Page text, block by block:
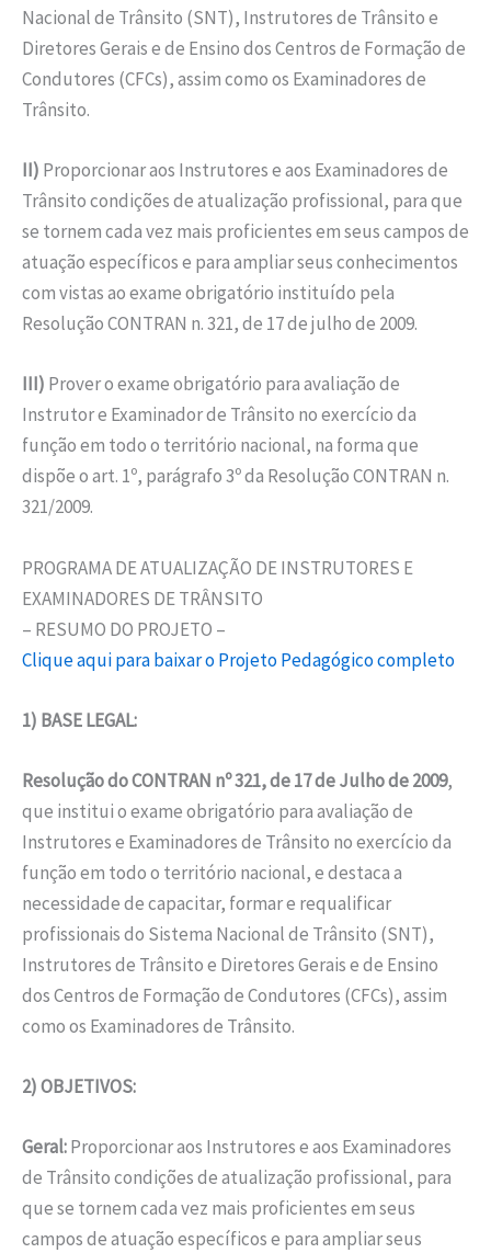
Nacional de Trânsito (SNT), Instrutores de Trânsito e
Diretores Gerais e de Ensino dos Centros de Formação de
Condutores (CFCs), assim como os Examinadores de
Trânsito.
II) Proporcionar aos Instrutores e aos Examinadores de
Trânsito condições de atualização profissional, para que
se tornem cada vez mais proficientes em seus campos de
atuação específicos e para ampliar seus conhecimentos
com vistas ao exame obrigatório instituído pela
Resolução CONTRAN n. 321, de 17 de julho de 2009.
III) Prover o exame obrigatório para avaliação de
Instrutor e Examinador de Trânsito no exercício da
função em todo o território nacional, na forma que
dispõe o art. 1º, parágrafo 3º da Resolução CONTRAN n.
321/2009.
PROGRAMA DE ATUALIZAÇÃO DE INSTRUTORES E
EXAMINADORES DE TRÂNSITO
– RESUMO DO PROJETO –
Clique aqui para baixar o Projeto Pedagógico completo
1) BASE LEGAL:
Resolução do CONTRAN nº 321, de 17 de Julho de 2009,
que institui o exame obrigatório para avaliação de
Instrutores e Examinadores de Trânsito no exercício da
função em todo o território nacional, e destaca a
necessidade de capacitar, formar e requalificar
profissionais do Sistema Nacional de Trânsito (SNT),
Instrutores de Trânsito e Diretores Gerais e de Ensino
dos Centros de Formação de Condutores (CFCs), assim
como os Examinadores de Trânsito.
2) OBJETIVOS:
Geral:Proporcionar aos Instrutores e aos Examinadores
de Trânsito condições de atualização profissional, para
que se tornem cada vez mais proficientes em seus
campos de atuação específicos e para ampliar seus